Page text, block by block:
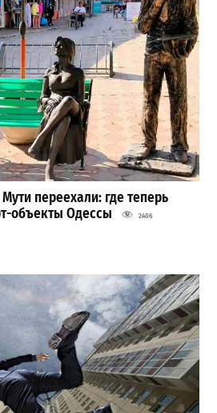
переехали: где теперь
объекты Одессы
2406